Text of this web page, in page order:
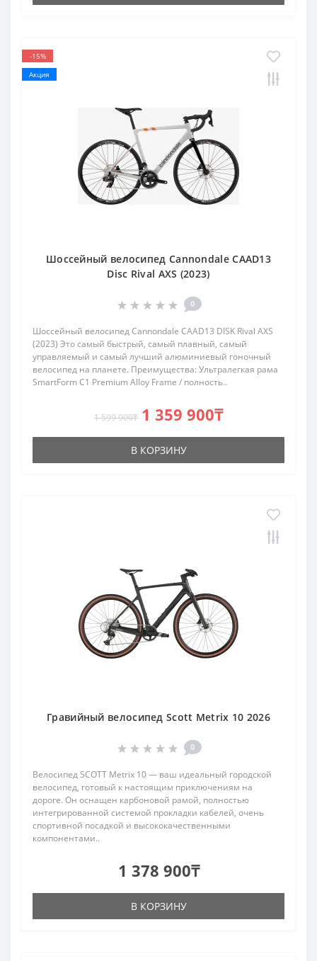
-15%
Акция
Шоссейный велосипед Cannondale CAAD13
Disc Rival AXS (2023)
0
Шоссейный велосипед Cannondale CAAD13 DISK Rival AXS
(2023) Это самый быстрый, самый плавный, самый
управляемый и самый лучший алюминиевый гоночный
велосипед на планете. Преимущества: Ультралегкая рама
SmartForm C1 Premium Alloy Frame / полность..
1 599 900₸ 1 359 900₸
В КОРЗИНУ
Гравийный велосипед Scott Metrix 10 2026
0
Велосипед SCOTT Metrix 10 — ваш идеальный городской
велосипед, готовый к настоящим приключениям на
дороге. Он оснащен карбоновой рамой, полностью
интегрированной системой прокладки кабелей, очень
спортивной посадкой и высококачественными
компонентами..
1 378 900₸
В КОРЗИНУ